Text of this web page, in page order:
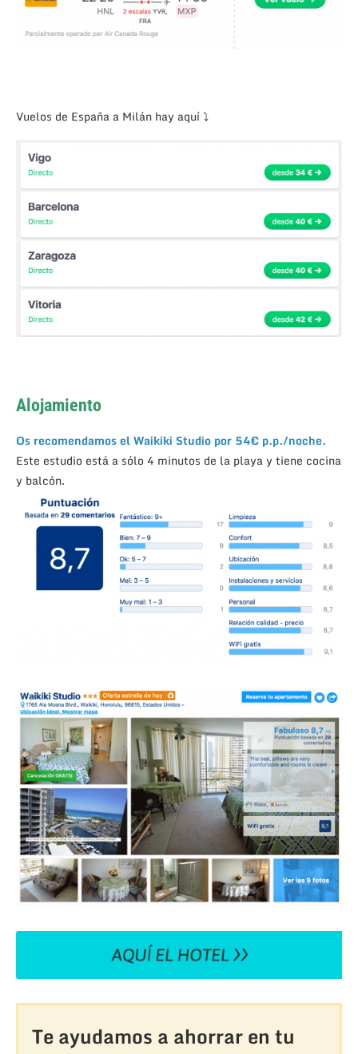
Vuelos de España a Milán hay aquí ⤵
Alojamiento
Os recomendamos el Waikiki Studio por 54€ p.p./noche.
Este estudio está a sólo 4 minutos de la playa y tiene cocina
y balcón.
Te ayudamos a ahorrar en tu